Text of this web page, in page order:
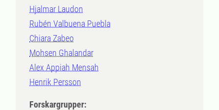
Hjalmar Laudon
Rubén Valbuena Puebla
Chiara Zabeo
Mohsen Ghalandar
Alex Appiah Mensah
Henrik Persson
Forskargrupper: